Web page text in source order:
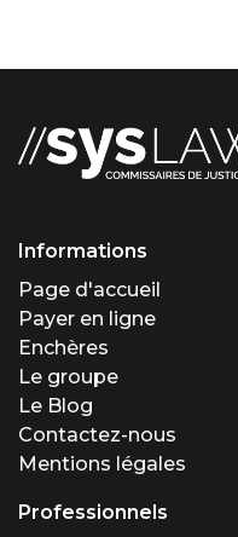
Informations
Page d'accueil
Payer en ligne
Enchères
Le groupe
Le Blog
Contactez-nous
Mentions légales
Professionnels